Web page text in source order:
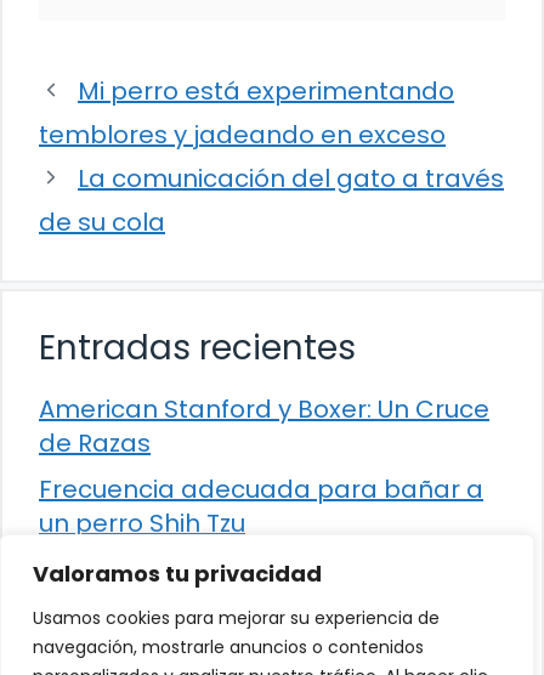
Valoramos tu privacidad
Usamos cookies para mejorar su experiencia de
navegación, mostrarle anuncios o contenidos
Mi perro está experimentando
temblores y jadeando en exceso
La comunicación del gato a través
de su cola
Entradas recientes
American Stanford y Boxer: Un Cruce
de Razas
Frecuencia adecuada para bañar a
un perro Shih Tzu
Comparación entre Apache Storm y
Spark Streaming
Cómo detener la diarrea en un gato